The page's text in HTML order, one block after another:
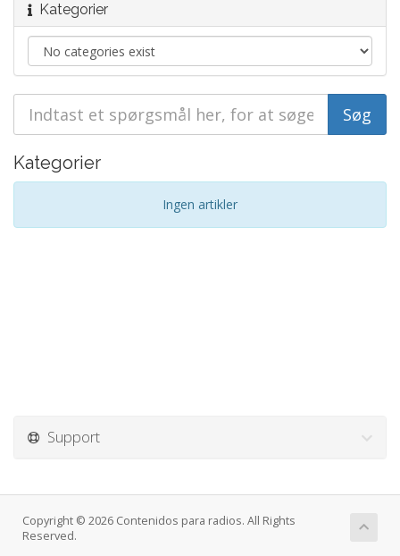
Kategorier
Kategorier
Ingen artikler
Support
Copyright © 2026 Contenidos para radios. All Rights
Reserved.